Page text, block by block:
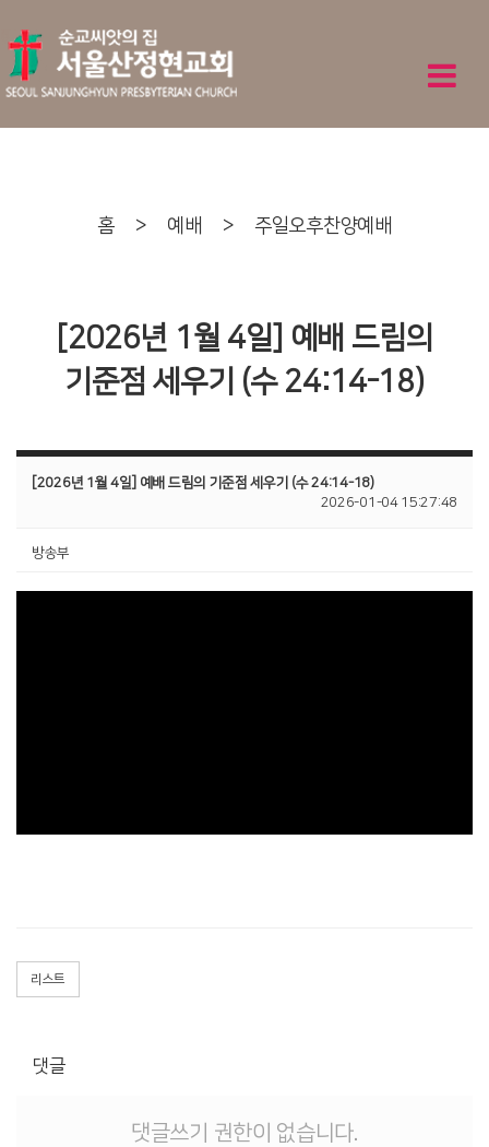
홈 > 예배 > 주일오후찬양예배
[2026년 1월 4일] 예배 드림의
기준점 세우기 (수 24:14-18)
[2026년 1월 4일] 예배 드림의 기준점 세우기 (수 24:14-18)
2026-01-04 15:27:48
방송부
리스트
댓글
댓글쓰기 권한이 없습니다.